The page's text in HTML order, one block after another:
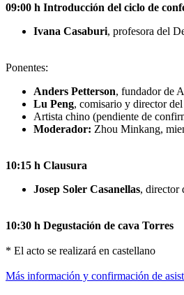
09:00 h Introducción del ciclo de
Ivana Casaburi, profesora del
Ponentes:
Anders Petterson, fundador de
Lu Peng, comisario y director
Artista chino (pendiente de
Moderador: Zhou Minkang,
10:15 h Clausura
Josep Soler Casanellas, director
10:30 h Degustación de cava Torres
* El acto se realizará en castellano
Más información y confirmación de